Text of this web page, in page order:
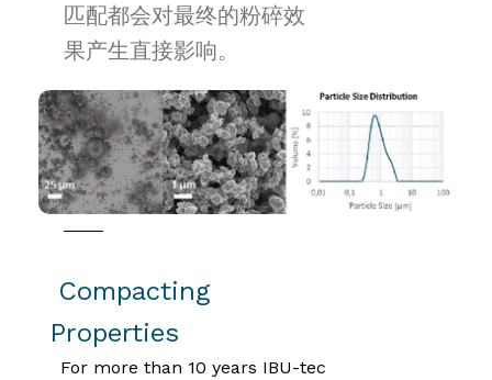
匹配都会对最终的粉碎效
果产生直接影响。
Compacting
Properties
For more than 10 years IBU-tec